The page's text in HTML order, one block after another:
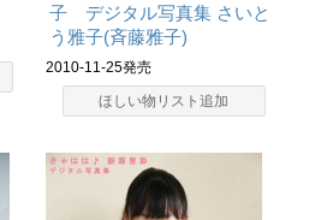
子 デジタル写真集 さいと
う雅子(斉藤雅子)
2010-11-25発売
ほしい物リスト追加